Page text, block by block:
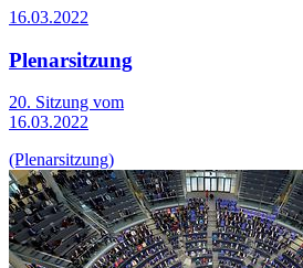
16.03.2022
Plenarsitzung
20. Sitzung vom
16.03.2022
(Plenarsitzung)